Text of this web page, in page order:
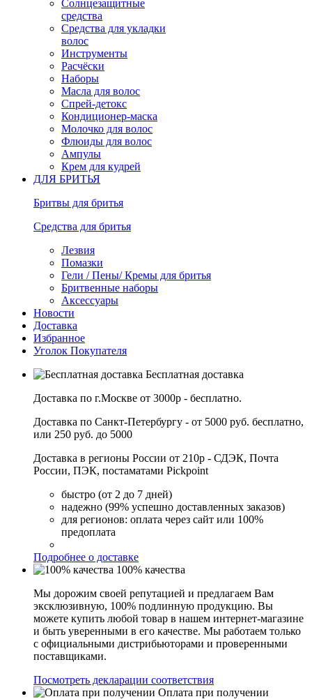
Солнцезащитные
средства
Средства для укладки
волос
Инструменты
Расчёски
Наборы
Масла для волос
Спрей-детокс
Кондиционер-маска
Молочко для волос
Флюиды для волос
Ампулы
Крем для кудрей
ДЛЯ БРИТЬЯ
Бритвы для бритья
Средства для бритья
Лезвия
Помазки
Гели / Пены/ Кремы для бритья
Бритвенные наборы
Аксессуары
Новости
Доставка
Избранное
Уголок Покупателя
Бесплатная доставка
Доставка по г.Москве от 3000р - бесплатно.
Доставка по Санкт-Петербургу - от 5000 руб. бесплатно,
или 250 руб. до 5000
Доставка в регионы России от 210р - СДЭК, Почта
России, ПЭК, постаматами Pickpoint
быстро (от 2 до 7 дней)
надежно (99% успешно доставленных заказов)
для регионов: оплата через сайт или 100%
предоплата
Подробнее о доставке
100% качества
Мы дорожим своей репутацией и предлагаем Вам
эксклюзивную, 100% подлинную продукцию. Вы
можете купить любой товар в нашем интернет-магазине
и быть уверенными в его качестве. Мы работаем только
с официальными дистрибьюторами и проверенными
поставщиками.
Посмотреть декларации соответствия
Оплата при получении